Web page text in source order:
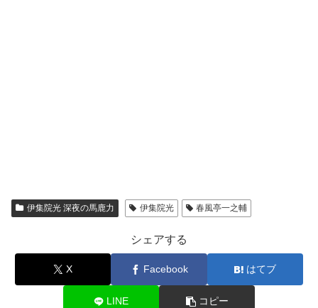
伊集院光 深夜の馬鹿力 伊集院光 春風亭一之輔
シェアする
X Facebook はてブ
LINE コピー